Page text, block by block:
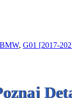
BMW, G01 [2017-